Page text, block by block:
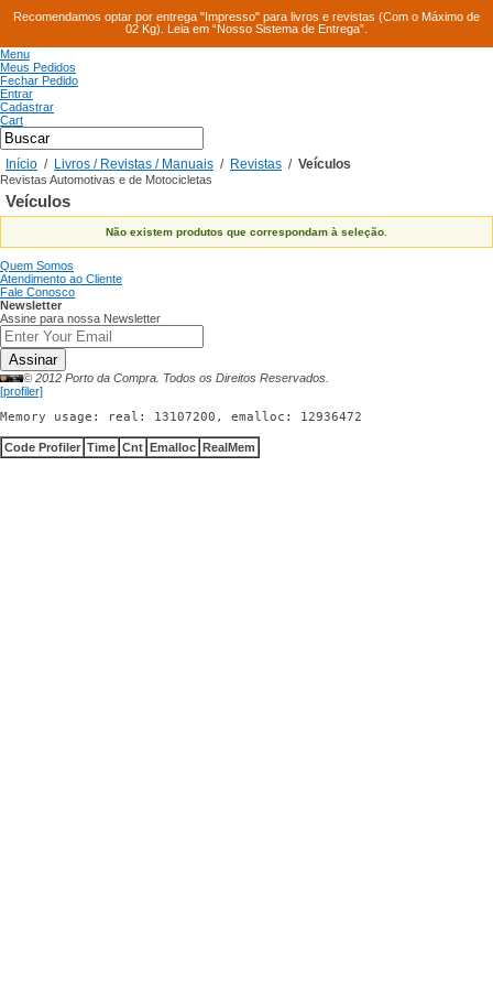
Recomendamos optar por entrega "Impresso" para livros e revistas (Com o Máximo de
02 Kg). Leia em “Nosso Sistema de Entrega”.
Menu
Meus Pedidos
Fechar Pedido
Entrar
Cadastrar
Cart
Início / Livros / Revistas / Manuais / Revistas / Veículos
Revistas Automotivas e de Motocicletas
Veículos
Não existem produtos que correspondam à seleção.
Quem Somos
Atendimento ao Cliente
Fale Conosco
Newsletter
Assine para nossa Newsletter
Assinar
© 2012 Porto da Compra. Todos os Direitos Reservados.
[profiler]
Memory usage: real: 13107200, emalloc: 12936472
Code Profiler Time Cnt Emalloc RealMem